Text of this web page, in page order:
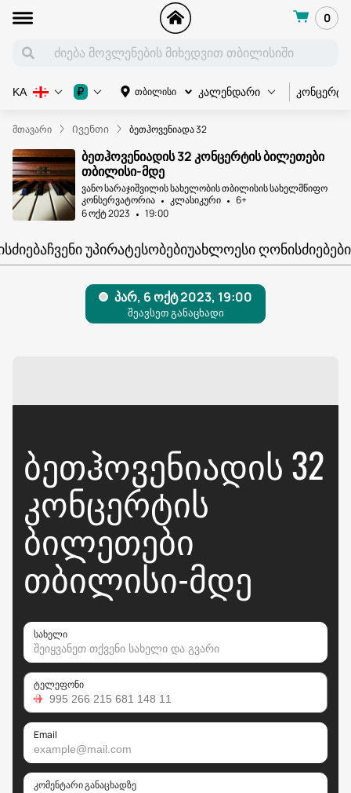
0
თბილისი კალენდარი კონცერტი
KA ₽
მთავარი Ივენთი ბეთჰოვენიადა 32
ბეთჰოვენიადის 32 კონცერტის ბილეთები
თბილისი-მდე
ვანო სარაჯიშვილის სახელობის თბილისის სახელმწიფო
კონსერვატორია
კლასიკური
6+
6 ოქტ 2023
19:00
ᲩᲕᲔᲜᲘ ᲣᲞᲘᲠᲐᲢᲔᲡᲝᲑᲔᲑᲘᲣᲐᲮᲚᲝᲔᲡᲘ ᲦᲝᲜᲘᲡᲫᲘᲔᲑᲔᲑᲘ
ᲑᲔᲗᲰᲝᲕᲔᲜᲘᲐᲓᲘᲡ 32
ᲙᲝᲜᲪᲔᲠᲢᲘᲡ
ᲑᲘᲚᲔᲗᲔᲑᲘ
ᲗᲑᲘᲚᲘᲡᲘ-ᲛᲓᲔ
სახელი
ტელეფონი
Email
კომენტარი განაცხადზე